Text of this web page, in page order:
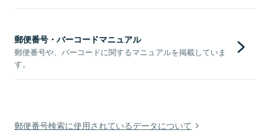
郵便番号・バーコードマニュアル
郵便番号や、バーコードに関するマニュアルを掲載していま
す。
郵便番号検索に使用されているデータについて